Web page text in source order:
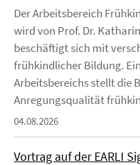
Der Arbeitsbereich
wird von Prof. Dr.
beschäftigt sich mit
frühkindlicher Bildung.
Arbeitsbereichs stellt die
Anregungsqualität
04.08.2026
Vortrag auf der EARLI